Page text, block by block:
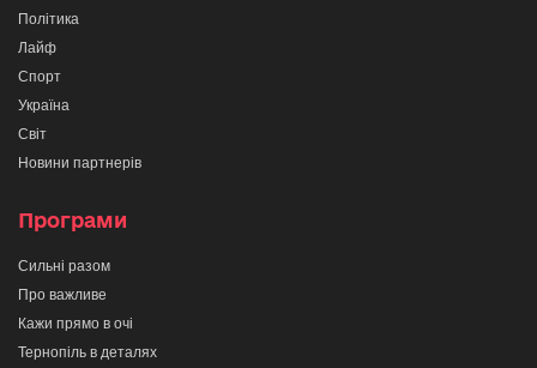
Політика
Лайф
Спорт
Україна
Світ
Новини партнерів
Програми
Сильні разом
Про важливе
Кажи прямо в очі
Тернопіль в деталях